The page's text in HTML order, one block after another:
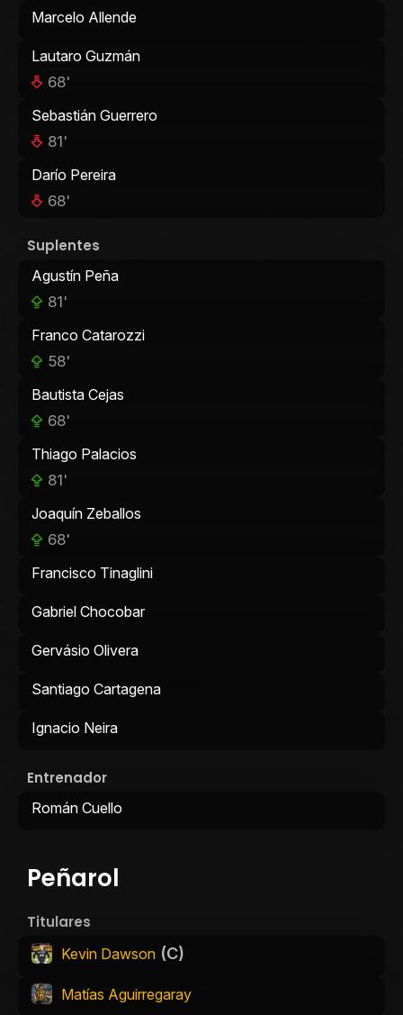
Peñarol
Titulares
Kevin Dawson (C)
Matías Aguirregaray
Marcelo Allende
Lautaro Guzmán
68'
Sebastián Guerrero
81'
Darío Pereira
68'
Suplentes
Agustín Peña
81'
Franco Catarozzi
58'
Bautista Cejas
68'
Thiago Palacios
81'
Joaquín Zeballos
68'
Francisco Tinaglini
Gabriel Chocobar
Gervásio Olivera
Santiago Cartagena
Ignacio Neira
Entrenador
Román Cuello